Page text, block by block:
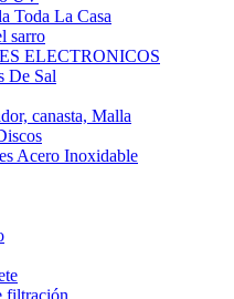
Toda La Casa
sarro
ELECTRONICOS
De Sal
canasta, Malla
Acero Inoxidable
filtración